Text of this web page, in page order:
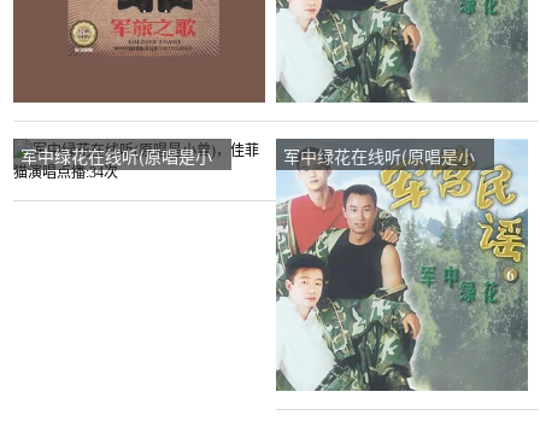
军中绿花在线听(原唱是小
曾)，佳菲猫演唱点播:34次
军中绿花在线听(原唱是小
曾)，一生无悔演唱点播:31
次